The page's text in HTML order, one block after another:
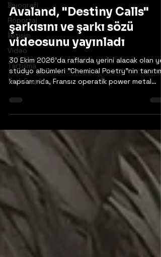
Biyografi
Röportaj
İletişim
Video
Tartışma
Yerli Gruplar
Avaland, "Destiny Calls"
şarkısını ve şarkı sözü
videosunu yayınladı
30 Ekim 2026'da raflarda yerini alacak olan
stüdyo albümleri "Chemical Poetry"nin tanıtımı
kapsamında, Fransız operatik power metal
Calls"ı yayınladı.
https://www.facebook.com/